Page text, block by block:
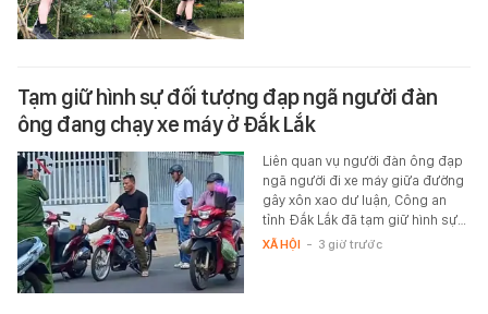
Tạm giữ hình sự đối tượng đạp ngã người đàn
ông đang chạy xe máy ở Đắk Lắk
Liên quan vụ người đàn ông đạp
ngã người đi xe máy giữa đường
gây xôn xao dư luận, Công an
tỉnh Đắk Lắk đã tạm giữ hình sự…
XÃ HỘI - 3 giờ trước